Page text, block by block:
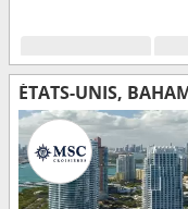
ÉTATS-UNIS,